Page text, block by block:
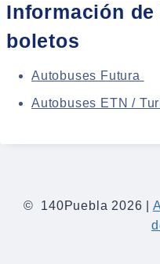
Información
boletos
Autobuses Futura
Autobuses ETN /
© 140Puebla 2026 |